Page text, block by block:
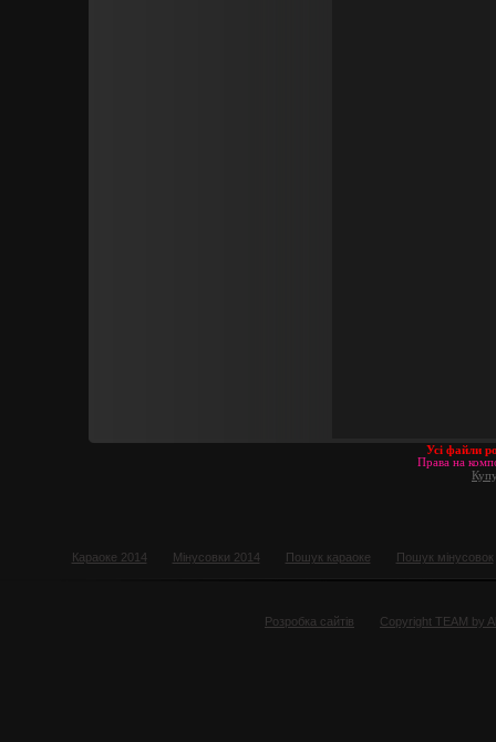
Усі файли
Права на
Караоке 2014 Мінусовки 2014 Пошук караоке Пошук мінусовок
Розробка сайтів Copyright TEAM by